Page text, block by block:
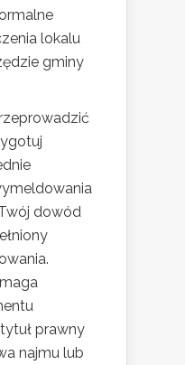
lokalu
gminy
dowód
prawny
najmu lub